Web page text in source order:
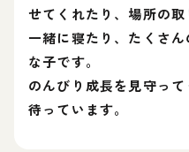
せてくれたり、場所の
一緒に寝たり、たくさ
な子です。
のんびり成長を見守っ
待っています。